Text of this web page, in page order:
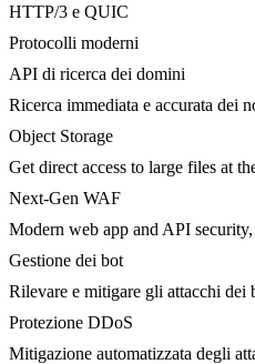
HTTP/3 e QUIC
Protocolli moderni
API di ricerca dei domini
Ricerca immediata e accurata dei
Object Storage
Get direct access to large files at
Next-Gen WAF
Modern web app and API
Gestione dei bot
Rilevare e mitigare gli attacchi dei
Protezione DDoS
Mitigazione automatizzata degli